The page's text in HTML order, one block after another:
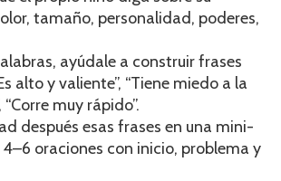
tamaño, personalidad, poderes,
ayúdale a construir frases
alto y valiente”, “Tiene miedo a la
muy rápido”.
después esas frases en una mini-
oraciones con inicio, problema y